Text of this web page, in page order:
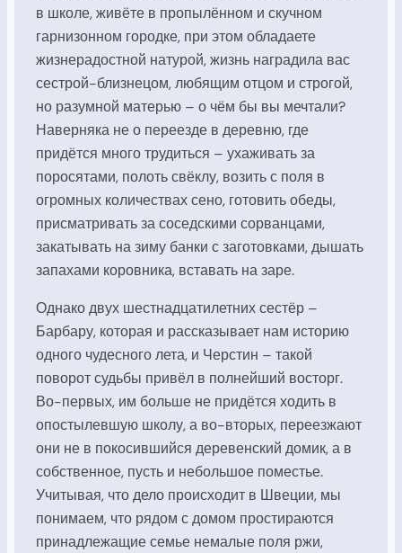
в школе, живёте в пропылённом и скучном
гарнизонном городке, при этом обладаете
жизнерадостной натурой, жизнь наградила вас
сестрой-близнецом, любящим отцом и строгой,
но разумной матерью – о чём бы вы мечтали?
Наверняка не о переезде в деревню, где
придётся много трудиться – ухаживать за
поросятами, полоть свёклу, возить с поля в
огромных количествах сено, готовить обеды,
присматривать за соседскими сорванцами,
закатывать на зиму банки с заготовками, дышать
запахами коровника, вставать на заре.
Однако двух шестнадцатилетних сестёр –
Барбару, которая и рассказывает нам историю
одного чудесного лета, и Черстин – такой
поворот судьбы привёл в полнейший восторг.
Во-первых, им больше не придётся ходить в
опостылевшую школу, а во-вторых, переезжают
они не в покосившийся деревенский домик, а в
собственное, пусть и небольшое поместье.
Учитывая, что дело происходит в Швеции, мы
понимаем, что рядом с домом простираются
принадлежащие семье немалые поля ржи,